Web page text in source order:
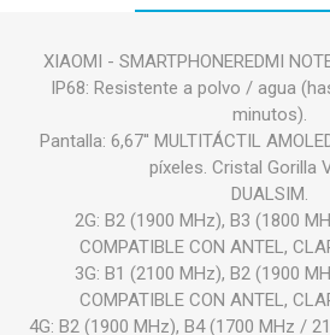
XIAOMI - SMARTPHONEREDMI
IP68: Resistente a polvo / agua
minutos).
Pantalla: 6,67'' MULTITÁCTIL
píxeles. Cristal Gorilla
DUALSIM.
2G: B2 (1900 MHz), B3 (1800
COMPATIBLE CON ANTEL,
3G: B1 (2100 MHz), B2 (1900
COMPATIBLE CON ANTEL,
4G: B2 (1900 MHz), B4 (1700 MHz /